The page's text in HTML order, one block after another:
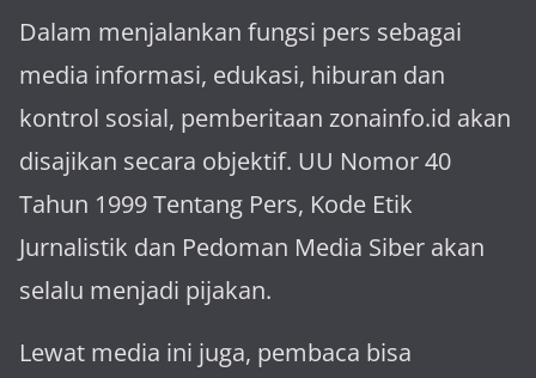
Dalam menjalankan fungsi pers sebagai
media informasi, edukasi, hiburan dan
kontrol sosial, pemberitaan zonainfo.id akan
disajikan secara objektif. UU Nomor 40
Tahun 1999 Tentang Pers, Kode Etik
Jurnalistik dan Pedoman Media Siber akan
selalu menjadi pijakan.
Lewat media ini juga, pembaca bisa